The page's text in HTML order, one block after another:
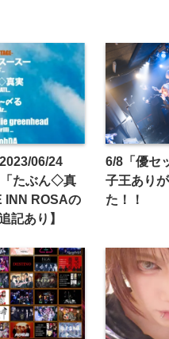
06/24
たぶん◇真
INN ROSAの
記あり】
6/8「優セ
子王あり
た！！